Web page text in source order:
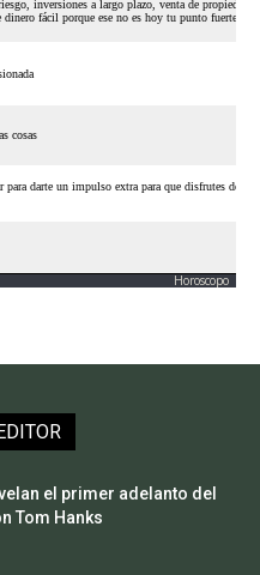
Horoscopo
el primer adelanto del
Tom Hanks